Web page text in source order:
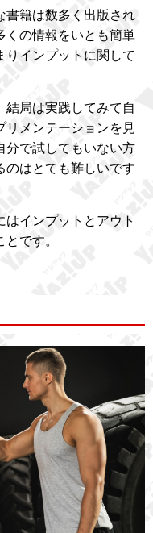
書籍は数多く出版され
くの情報をいとも簡単
りインプットに関して
結局は実践してみて自
リメンテーションを見
分で試してもいない方
のはとても難しいです
インプットとアウト
です。